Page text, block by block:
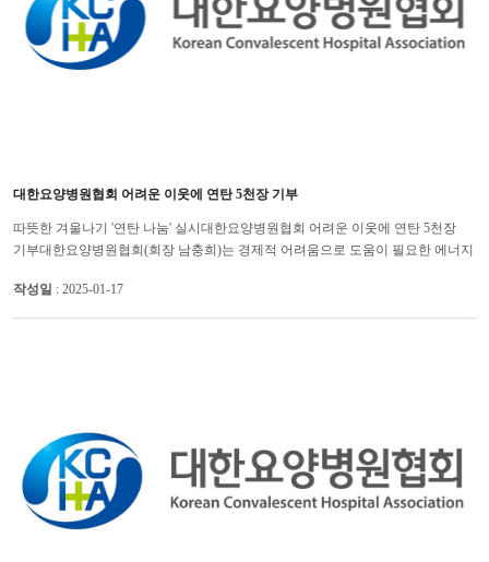
대한요양병원협회 어려운 이웃에 연탄 5천장 기부
따뜻한 겨울나기 '연탄 나눔' 실시대한요양병원협회 어려운 이웃에 연탄 5천장
기부대한요양병원협회(회장 남충희)는 경제적 어려움으로 도움이 필요한 에너지
작성일 : 2025-01-17